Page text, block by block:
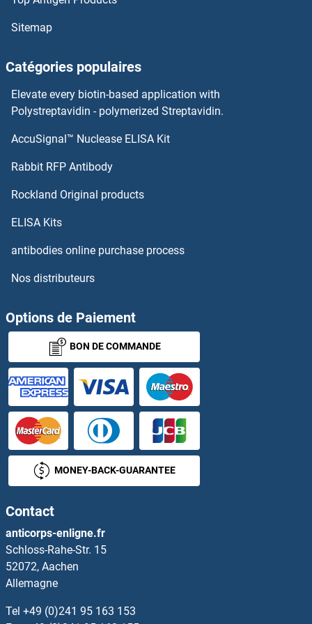
DCDC2 Anticorps
DCBLD2 Anticorps
DCAKD Anticorps
DCAF8 Anticorps
DCST1 Anticorps
DCT Anticorps
DCTN3 Anticorps
DCTN5 Anticorps
DCTN6 Anticorps
DCTPP1 Anticorps
DCUN1D1 Anticorps
DCUN1D2 Anticorps
DCUN1D3 Anticorps
DCUN1D4 Anticorps
DCXR Anticorps
DcyD Anticorps
Sitemap
Catégories populaires
Elevate every biotin-based application with
Polystreptavidin - polymerized Streptavidin.
AccuSignal™ Nuclease ELISA Kit
Rabbit RFP Antibody
Rockland Original products
ELISA Kits
antibodies online purchase process
Nos distributeurs
Options de Paiement
BON DE COMMANDE
MONEY-BACK-GUARANTEE
Contact
anticorps-enligne.fr
Schloss-Rahe-Str. 15
52072, Aachen
Allemagne
Tel +49 (0)241 95 163 153